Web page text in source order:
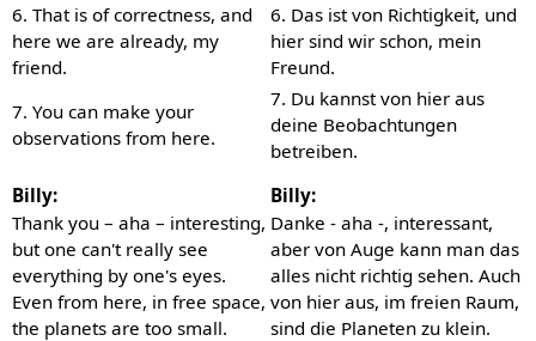
6. That is of correctness, and
here we are already, my
friend.
6. Das ist von Richtigkeit, und
hier sind wir schon, mein
Freund.
7. You can make your
observations from here.
7. Du kannst von hier aus
deine Beobachtungen
betreiben.
Billy:
Billy:
Thank you – aha – interesting,
but one can't really see
everything by one's eyes.
Even from here, in free space,
the planets are too small.
Danke - aha -, interessant,
aber von Auge kann man das
alles nicht richtig sehen. Auch
von hier aus, im freien Raum,
sind die Planeten zu klein.